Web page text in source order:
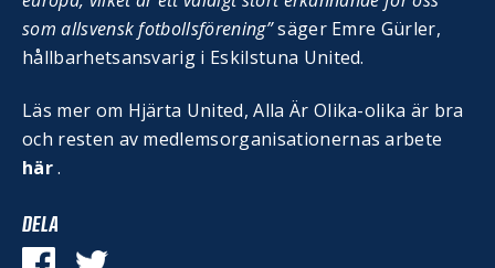
som allsvensk fotbollsförening”säger Emre Gürler,
hållbarhetsansvarig i Eskilstuna United.
Läs mer om Hjärta United, Alla Är Olika-olika är bra
och resten av medlemsorganisationernas arbete
här.
DELA